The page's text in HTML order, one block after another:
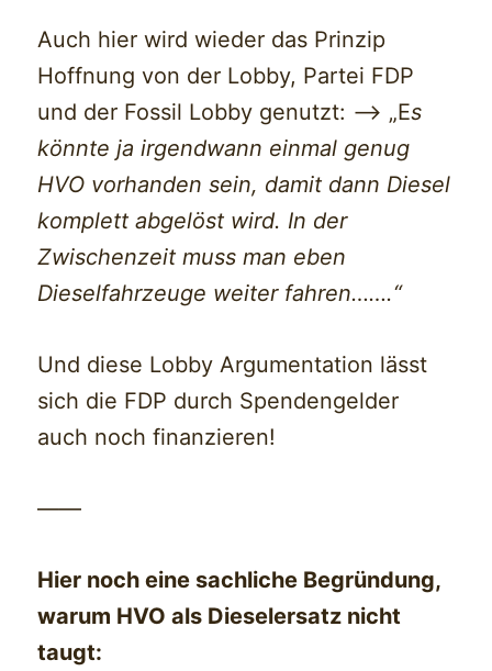
Auch hier wird wieder das Prinzip
Hoffnung von der Lobby, Partei FDP
und der Fossil Lobby genutzt: —> „Es
könnte ja irgendwann einmal genug
HVO vorhanden sein, damit dann Diesel
komplett abgelöst wird. In der
Zwischenzeit muss man eben
Dieselfahrzeuge weiter fahren…….“
Und diese Lobby Argumentation lässt
sich die FDP durch Spendengelder
auch noch finanzieren!
——
Hier noch eine sachliche Begründung,
warum HVO als Dieselersatz nicht
taugt: